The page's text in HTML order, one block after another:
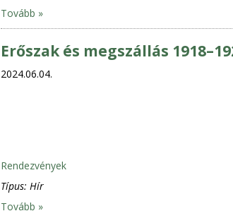
Tovább »
Erőszak és megszállás
2024.06.04.
Rendezvények
Típus: Hír
Tovább »